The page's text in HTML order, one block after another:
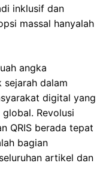
inklusif dan
massal hanyalah
angka
sejarah dalam
digital yang
Revolusi
QRIS berada tepat
bagian
artikel dan